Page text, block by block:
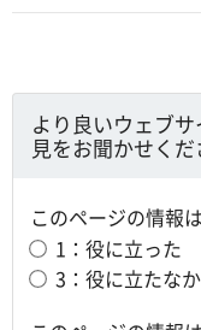
より良いウェブ
見をお聞かせくだ
このページの情報
1：役に立った
3：役に立たな